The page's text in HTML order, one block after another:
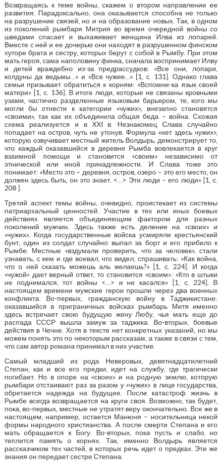
Возвращаясь к теме войны, скажем о втором направлении ее
развития. Парадоксально, она оказывается способна не только
на разрушение связей, но и на образование новых. Так, в одном
из поколений рымбаря Митрия во время очередной войны со
шведами спасает и выхаживает женщина Илва из лопарей.
Вместе с ней и ее дочерью они находят в разрушенном финском
хуторе брата и сестру, которых берут с собой в Рымбу. При этом
мать героя, сама наполовину финка, сначала воспринимает Илву
и детей враждебно из-за предрассудков: «Все они, лопари,
колдуны да ведьмы…» и «Все чужие…» [1, с. 131]. Однако глава
семьи призывает обратиться к корням: «Вспомни-ка язык своей
матери» [1, с. 136]. В итоге люди, которые не связаны кровными
узами, частично разделенные языковым барьером, те, кого мы
могли бы отнести к категории «чужих», внезапно становятся
«своими», так как их объединила общая беда – война. Схожая
схема реализуется и в XXI в. Незнакомец Слава случайно
попадает на остров, чуть не утонув. Формула «нет здесь чужих»,
которую озвучивает местный житель Волдырь, демонстрирует то,
что каждый оказавшийся в деревне Рымба вовлекается в круг
взаимной помощи и становится «своим» независимо от
этнической или иной принадлежности. И Слава тоже это
понимает: «Место это – деревня, остров, озеро – это его место, он
должен здесь быть, он это знает. <…> Эти люди – его люди» [1, с.
208 ].
Третий аспект темы войны, очевидно, проистекает из системы
патриархальный ценностей. Участие в тех или иных боевых
действиях является объединяющим фактором для разных
поколений мужчин. Здесь также есть деление на «своих» и
«чужих». Когда государственные войска усмиряли крестьянский
бунт, один из солдат случайно выпал за борт и его прибило к
Рымбе. Местные «вздумали проверить, что за человек», стали
узнавать, с кем и где воевал, что видел, спрашивать: «Как война,
что о ней сказать можешь аль желаешь?» [1, с. 224]. И когда
«чужой» дает верный ответ, то становится «своим»: «Кто в штыки
не поднимался, тот войны <…> и не касался» [1, с. 224]. В
настоящем времени мужские герои прошли через два военных
конфликта. Во-первых, гражданскую войну в Таджикистане:
оказавшийся в приграничных войсках рымбарь Митя именно
здесь встречает свою будущую жену Любу, чья мать еще до
распада СССР вышла замуж за таджика. Во-вторых, боевые
действия в Чечне. Хотя в тексте нет конкретных указаний, но мы
можем понять это по некоторым рассказам, а также в связи с тем,
что сам автор романа принимал в них участие.
Самый младший из рода Неверовых, девятнадцатилетний
Степан, как и все его предки, идет на службу, где трагически
погибает. Но в опоре на «своих» и на родную землю, которую
рымбари отстаивают раз за разом у «чужих» в лице государства,
обретается надежда на будущее. После катастроф жизнь в
Рымбе всегда возвращается на круги своя. Возможно, так будет,
пока, во-первых, местные не утратят веру окончательно. Все же в
настоящем, например, остается Манюня – носительница некой
формы народного христианства. А после смерти Степана и его
мать обращается к Богу. Во-вторых, пока пусть и слабо, но
теплится память о корнях. Так, именно Волдырь является
рассказчиком тех частей, в которых речь идет о предках. Эти же
знания он передает сестре Степана.